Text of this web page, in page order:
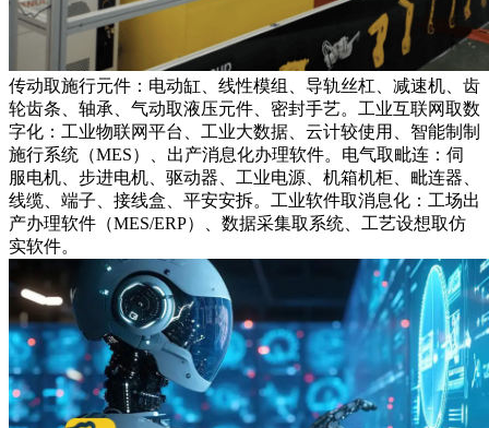
传动取施行元件：电动缸、线性模组、导轨丝杠、减速机、齿
轮齿条、轴承、气动取液压元件、密封手艺。工业互联网取数
字化：工业物联网平台、工业大数据、云计较使用、智能制制
施行系统（MES）、出产消息化办理软件。电气取毗连：伺
服电机、步进电机、驱动器、工业电源、机箱机柜、毗连器、
线缆、端子、接线盒、平安安拆。工业软件取消息化：工场出
产办理软件（MES/ERP）、数据采集取系统、工艺设想取仿
实软件。